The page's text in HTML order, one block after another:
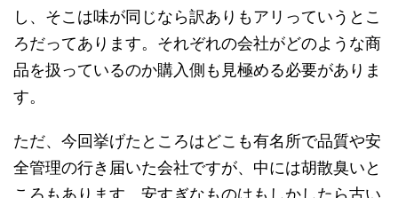
し、そこは味が同じなら訳ありもアリっていうとこ
ろだってあります。それぞれの会社がどのような商
品を扱っているのか購入側も見極める必要がありま
す。
ただ、今回挙げたところはどこも有名所で品質や安
全管理の行き届いた会社ですが、中には胡散臭いと
ころもあります。安すぎなものはもしかしたら古い